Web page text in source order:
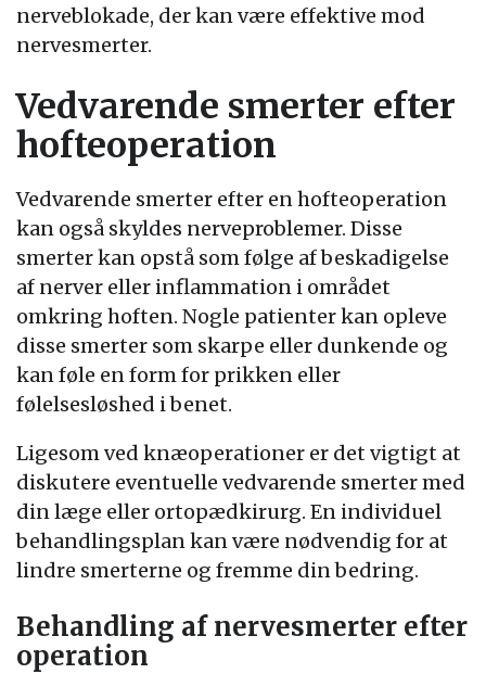
nerveblokade, der kan være effektive mod
nervesmerter.
Vedvarende smerter efter
hofteoperation
Vedvarende smerter efter en hofteoperation
kan også skyldes nerveproblemer. Disse
smerter kan opstå som følge af beskadigelse
af nerver eller inflammation i området
omkring hoften. Nogle patienter kan opleve
disse smerter som skarpe eller dunkende og
kan føle en form for prikken eller
følelsesløshed i benet.
Ligesom ved knæoperationer er det vigtigt at
diskutere eventuelle vedvarende smerter med
din læge eller ortopædkirurg. En individuel
behandlingsplan kan være nødvendig for at
lindre smerterne og fremme din bedring.
Behandling af nervesmerter efter
operation